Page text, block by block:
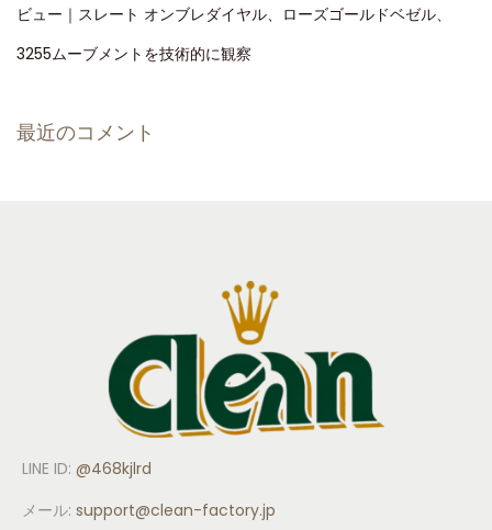
ビュー｜スレート オンブレダイヤル、ローズゴールドベゼル、
3255ムーブメントを技術的に観察
最近のコメント
LINE ID: @468kjlrd
メール: support@clean-factory.jp